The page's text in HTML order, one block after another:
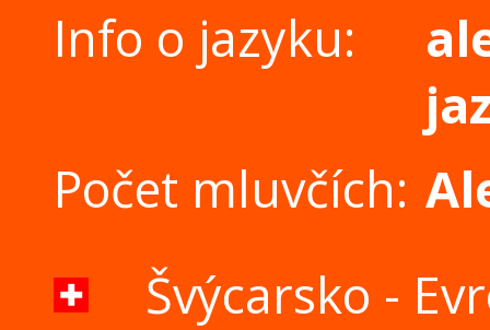
Info o jazyku:
Počet mluvčích:
Švýcarsko -